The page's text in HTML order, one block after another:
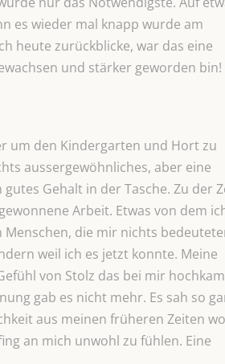
es wieder mal knapp wurde am
heute zurückblicke, war das eine
und stärker geworden bin!
um den Kindergarten und Hort zu
aussergewöhnliches, aber eine
Gehalt in der Tasche. Zu der
Arbeit. Etwas von dem
die mir nichts
weil ich es jetzt konnte. Meine
von Stolz das bei mir
gab es nicht mehr. Es sah so
aus meinen früheren Zeiten wo
an mich unwohl zu fühlen. Eine